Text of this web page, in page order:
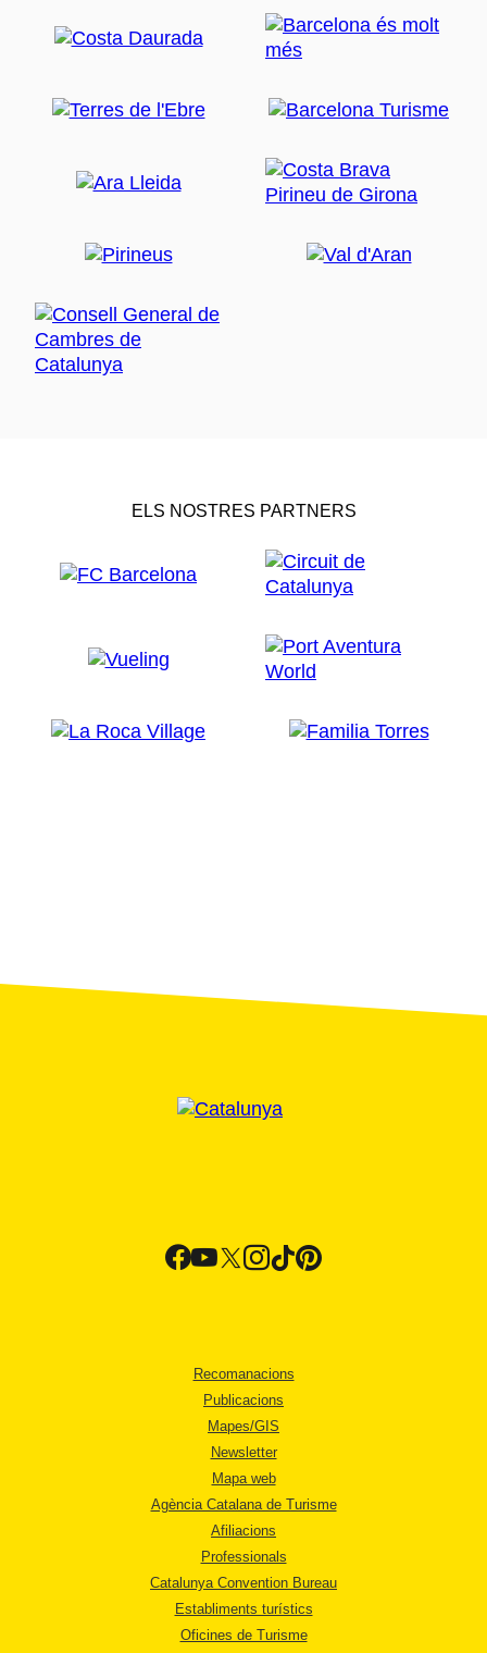
ELS NOSTRES PARTNERS
Recomanacions
Publicacions
Mapes/GIS
Newsletter
Mapa web
Agència Catalana de Turisme
Afiliacions
Professionals
Catalunya Convention Bureau
Establiments turístics
Oficines de Turisme